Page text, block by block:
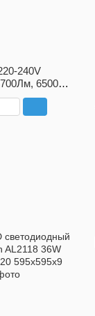
240V
6500K